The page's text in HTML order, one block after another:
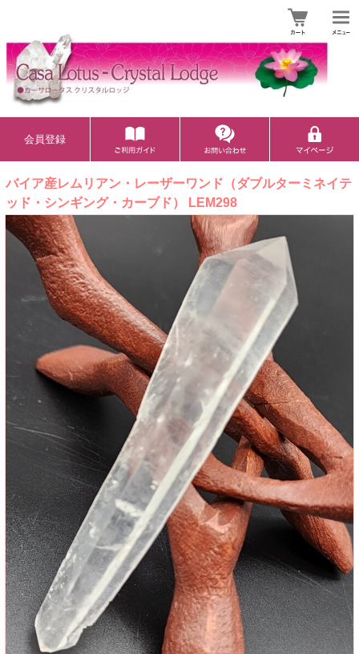
会員登録
バイア産レムリアン・レーザーワンド（ダブルターミネイテ
ッド・シンギング・カーブド） LEM298